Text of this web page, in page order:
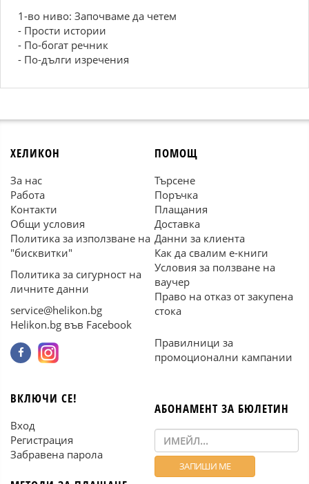
1-во ниво: Започваме да четем
- Прости истории
- По-богат речник
- По-дълги изречения
ХЕЛИКОН
За нас
Работа
Контакти
Общи условия
Политика за използване на
"бисквитки"
Политика за сигурност на
личните данни
service@helikon.bg
Helikon.bg във Facebook
ПОМОЩ
Търсене
Поръчка
Плащания
Доставка
Данни за клиента
Как да свалим е-книги
Условия за ползване на
ваучер
Право на отказ от закупена
стока
Правилници за
промоционални кампании
ВКЛЮЧИ СЕ!
Вход
Регистрация
Забравена парола
АБОНАМЕНТ ЗА БЮЛЕТИН